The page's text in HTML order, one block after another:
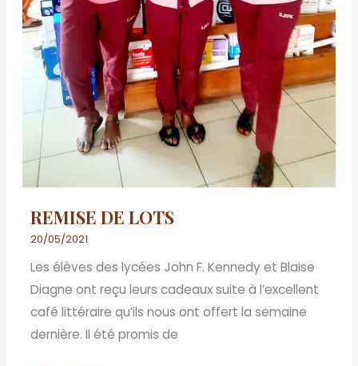
REMISE DE LOTS
20/05/2021
Les élèves des lycées John F. Kennedy et Blaise
Diagne ont reçu leurs cadeaux suite à l’excellent
café littéraire qu’ils nous ont offert la semaine
dernière. Il été promis de